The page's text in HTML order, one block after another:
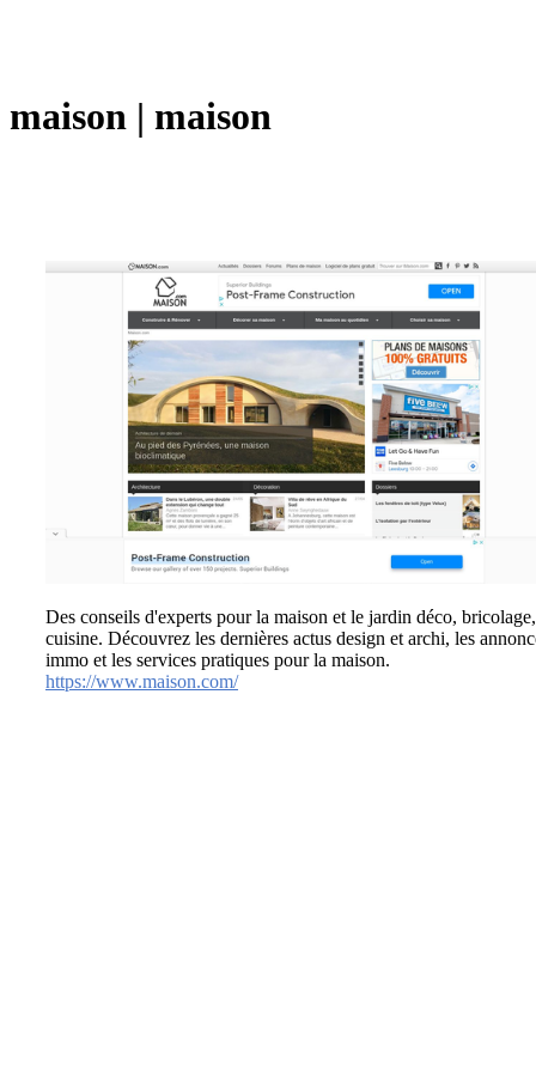
maison | maison
Des conseils d'experts pour la maison et le jardin déco, bricolage,
cuisine. Découvrez les dernières actus design et archi, les
immo et les services pratiques pour la maison.
https://www.maison.com/